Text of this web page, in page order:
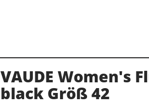
VAUDE Women's
black Größ 42